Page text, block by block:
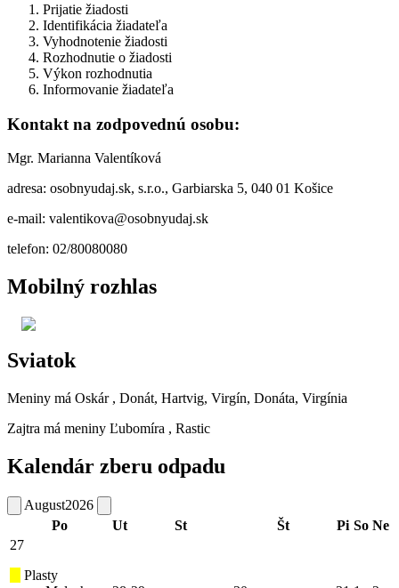
Prijatie žiadosti
Identifikácia žiadateľa
Vyhodnotenie žiadosti
Rozhodnutie o žiadosti
Výkon rozhodnutia
Informovanie žiadateľa
Kontakt na zodpovednú osobu:
Mgr. Marianna Valentíková
adresa: osobnyudaj.sk, s.r.o., Garbiarska 5, 040 01 Košice
e-mail: valentikova@osobnyudaj.sk
telefon: 02/80080080
Mobilný rozhlas
Sviatok
Meniny má Oskár , Donát, Hartvig, Virgín, Donáta, Virgínia
Zajtra má meniny Ľubomíra , Rastic
Kalendár zberu odpadu
August2026
Po
Ut St Št Pi So Ne
27
Plasty